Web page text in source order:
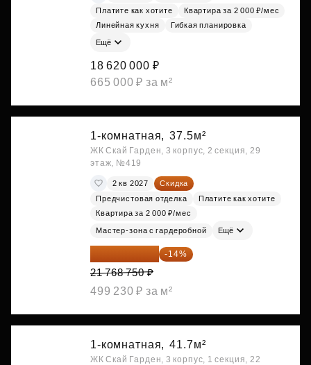
Платите как хотите
Квартира за 2 000 ₽/мес
Линейная кухня
Гибкая планировка
Ещё
18 620 000 ₽
665 000 ₽ за м²
1-комнатная, 37.5м²
ЖК Скай Гарден, 3 корпус, 2 секция, 29
этаж, №419
2 кв 2027
Скидка
Предчистовая отделка
Платите как хотите
Квартира за 2 000 ₽/мес
Мастер-зона с гардеробной Ещё
18 721 125 ₽ -14%
21 768 750 ₽
499 230 ₽ за м²
1-комнатная, 41.7м²
ЖК Скай Гарден, 3 корпус, 1 секция, 22